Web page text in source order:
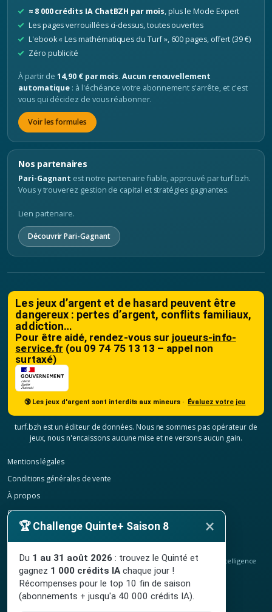
≈ 8 000 crédits IA ChatBZH par mois, plus le Mode Expert
Les pages verrouillées ci-dessus, toutes ouvertes
L'ebook « Les mathématiques du Turf », 600 pages, offert (39 €)
Zéro publicité
À partir de14,90 € par mois.Aucun renouvellement
automatique : à l'échéance votre abonnement s'arrête, et c'est
vous qui décidez de vous réabonner.
Voir les formules
Nos partenaires
Pari-Gagnant est notre partenaire fiable, approuvé par turf.bzh.
Vous y trouverez gestion de capital et stratégies gagnantes.
Lien partenaire.
Découvrir Pari-Gagnant
Les jeux d’argent et de hasard peuvent être
dangereux : pertes d’argent, conflits familiaux,
addiction…
Pour être aidé, rendez-vous sur joueurs-info-
service.fr (ou 09 74 75 13 13 – appel non
surtaxé)
🔞 Les jeux d'argent sont interdits aux mineurs · Évaluez votre jeu
turf.bzh est un éditeur de données. Nous ne sommes pas opérateur de
jeux, nous n'encaissons aucune mise et ne versons aucun gain.
Mentions légales
Conditions générales de vente
À propos
Contact
Confidentialité
© 2020-2026 TURF.bzh , analyses hippiques, classement ELO et intelligence
artificielle.
Site indépendant, sans lien avec le PMU. Jeu interdit aux mineurs.
🏆 Challenge Quinte+ Saison 8 ×
Du 1 au 31 août 2026 : trouvez le Quinté et
gagnez 1 000 crédits IA chaque jour !
Récompenses pour le top 10 fin de saison
(abonnements + jusqu'a 40 000 crédits IA).